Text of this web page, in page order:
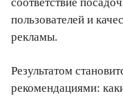
пользователей и
рекламы.
Результатом
рекомендациями: